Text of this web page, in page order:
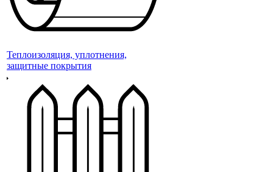
Теплоизоляция, уплотнения,
защитные покрытия